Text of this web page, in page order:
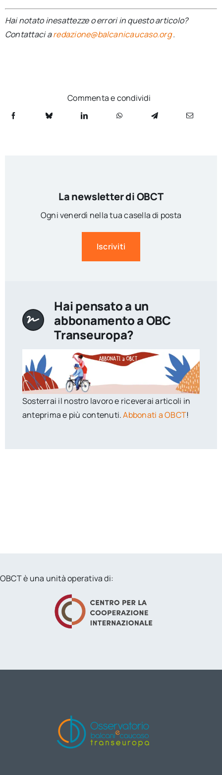
Hai notato inesattezze o errori in questo articolo?
Contattaci aredazione@balcanicaucaso.org.
Commenta e condividi
La newsletter di OBCT
Ogni venerdì nella tua casella di posta
Iscriviti
Hai pensato a un
abbonamento a OBC
Transeuropa?
Sosterrai il nostro lavoro e riceverai articoli in
anteprima e più contenuti.Abbonati a OBCT!
OBCT è una unità operativa di: